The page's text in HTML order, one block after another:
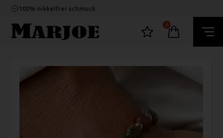
100% nikkelfrei schmuck
60 Tage Rückgabe
E-mark webshop
100% nikkelfrei schmuck
0